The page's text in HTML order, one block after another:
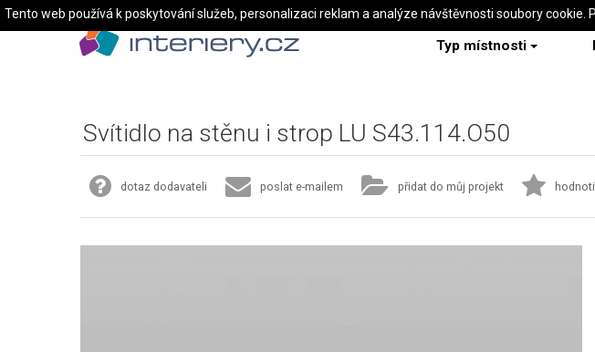
Typ místnosti
Svítidlo na stěnu i strop LU S43.114.O50
dotaz dodavateli poslat e-mailem přidat do můj projekt
Tento web používá k poskytování služeb, personalizaci reklam a analýze návštěvnosti soubory cookie.